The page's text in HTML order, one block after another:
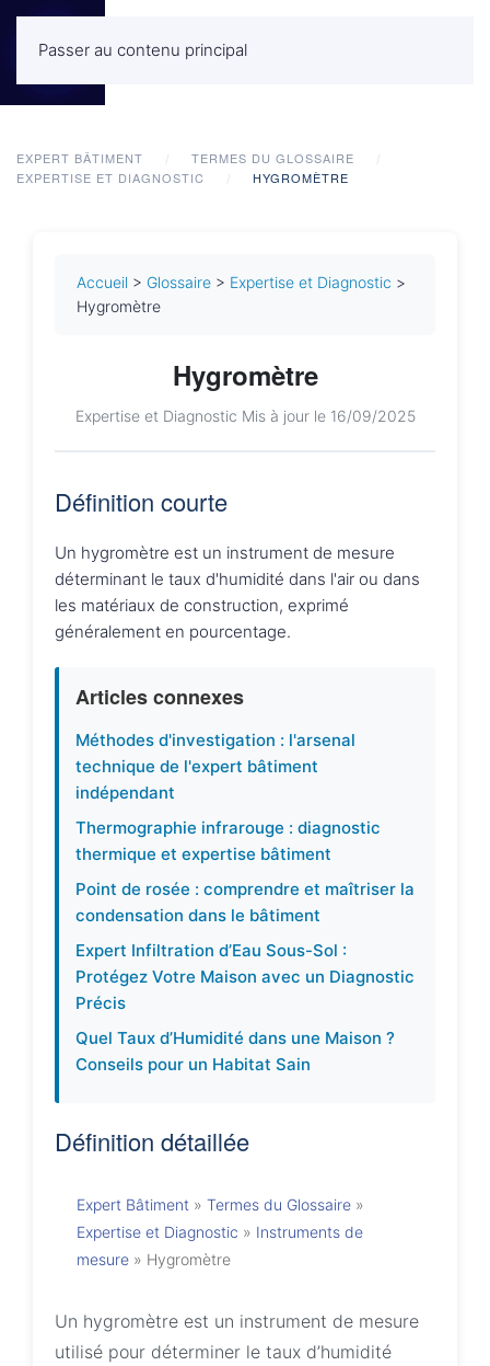
Passer au contenu principalMENU
EXPERT BÂTIMENT
TERMES DU GLOSSAIRE
EXPERTISE ET DIAGNOSTIC
HYGROMÈTRE
Accueil > Glossaire > Expertise et Diagnostic >
Hygromètre
Hygromètre
Expertise et Diagnostic Mis à jour le 16/09/2025
Définition courte
Un hygromètre est un instrument de mesure
déterminant le taux d'humidité dans l'air ou dans
les matériaux de construction, exprimé
généralement en pourcentage.
Articles connexes
Méthodes d'investigation : l'arsenal
technique de l'expert bâtiment
indépendant
Thermographie infrarouge : diagnostic
thermique et expertise bâtiment
Point de rosée : comprendre et maîtriser la
condensation dans le bâtiment
Expert Infiltration d’Eau Sous-Sol :
Protégez Votre Maison avec un Diagnostic
Précis
Quel Taux d’Humidité dans une Maison ?
Conseils pour un Habitat Sain
Définition détaillée
Expert Bâtiment » Termes du Glossaire »
Expertise et Diagnostic » Instruments de
mesure » Hygromètre
Un hygromètre est un instrument de mesure
utilisé pour déterminer le taux d’humidité